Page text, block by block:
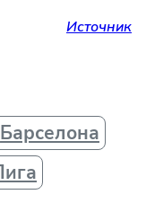
Источник
Барселона